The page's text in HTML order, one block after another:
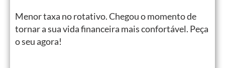
Menor taxa no rotativo. Chegou o momento de
tornar a sua vida financeira mais confortável. Peça
o seu agora!